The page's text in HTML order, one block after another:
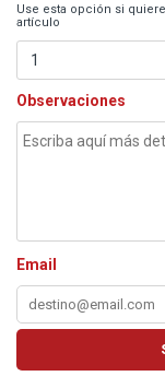
Use esta opción si
artículo
Observaciones
Email